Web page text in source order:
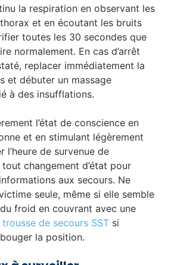
la respiration en observant les
et en écoutant les bruits
toutes les 30 secondes que
normalement. En cas d’arrêt
replacer immédiatement la
et débuter un massage
à des insufflations.
l’état de conscience en
et en stimulant légèrement
l’heure de survenue de
tout changement d’état pour
aux secours. Ne
seule, même si elle semble
froid en couvrant avec une
trousse de secours SST si
la position.